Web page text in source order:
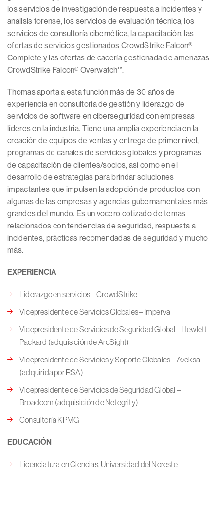
los servicios de investigación de respuesta a incidentes y
análisis forense, los servicios de evaluación técnica, los
servicios de consultoría cibernética, la capacitación, las
ofertas de servicios gestionados CrowdStrike Falcon®
Complete y las ofertas de cacería gestionada de amenazas
CrowdStrike Falcon® Overwatch™.
Thomas aporta a esta función más de 30 años de
experiencia en consultoría de gestión y liderazgo de
servicios de software en ciberseguridad con empresas
líderes en la industria. Tiene una amplia experiencia en la
creación de equipos de ventas y entrega de primer nivel,
programas de canales de servicios globales y programas
de capacitación de clientes/socios, así como en el
desarrollo de estrategias para brindar soluciones
impactantes que impulsen la adopción de productos con
algunas de las empresas y agencias gubernamentales más
grandes del mundo. Es un vocero cotizado de temas
relacionados con tendencias de seguridad, respuesta a
incidentes, prácticas recomendadas de seguridad y mucho
más.
EXPERIENCIA
Liderazgo en servicios – CrowdStrike
Vicepresidente de Servicios Globales – Imperva
Vicepresidente de Servicios de Seguridad Global – Hewlett-
Packard (adquisición de ArcSight)
Vicepresidente de Servicios y Soporte Globales – Aveksa
(adquirida por RSA)
Vicepresidente de Servicios de Seguridad Global –
Broadcom (adquisición de Netegrity)
Consultoría KPMG
EDUCACIÓN
Licenciatura en Ciencias, Universidad del Noreste